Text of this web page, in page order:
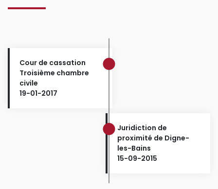
Cour de cassation
Troisième chambre
civile
19-01-2017
Juridiction de
proximité de Digne-
les-Bains
15-09-2015